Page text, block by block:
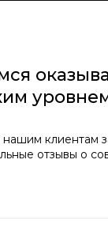
клиентам
отзывы о